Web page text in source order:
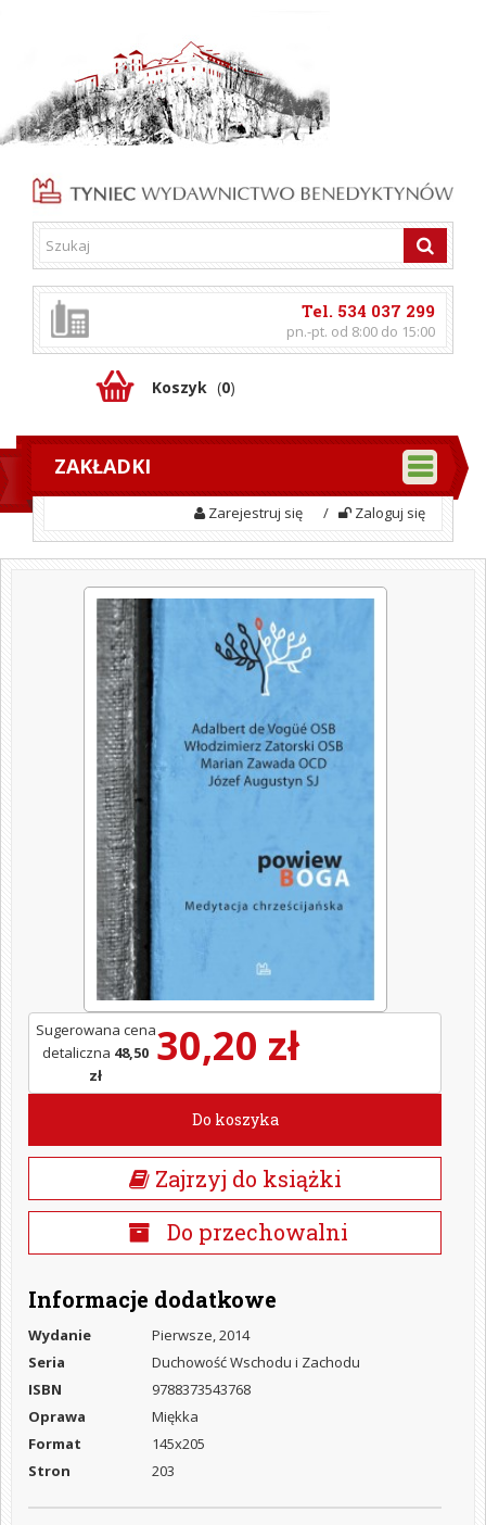
Tel. 534 037 299
pn.-pt. od 8:00 do 15:00
Koszyk (0)
ZAKŁADKI
Zarejestruj się / Zaloguj się
30,20 zł
Sugerowana cena
detaliczna 48,50
zł
Do koszyka
Zajrzyj do książki
Do przechowalni
Informacje dodatkowe
Wydanie
Pierwsze, 2014
Seria
Duchowość Wschodu i Zachodu
ISBN
9788373543768
Oprawa
Miękka
Format
145x205
Stron
203